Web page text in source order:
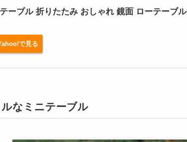
ーブル 折りたたみ おしゃれ 鏡面 ローテーブル
で見る
なミニテーブル